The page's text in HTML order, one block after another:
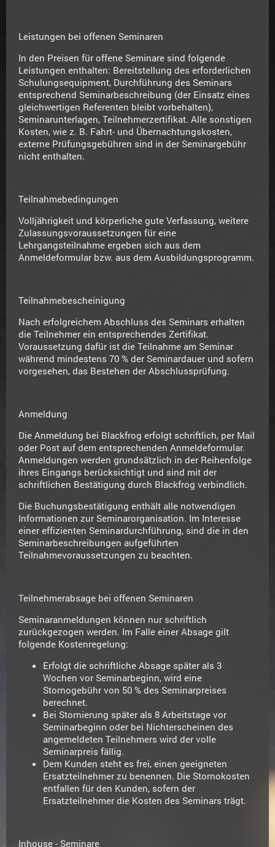
Leistungen bei offenen Seminaren
In den Preisen für offene Seminare sind folgende
Leistungen enthalten: Bereitstellung des erforderlichen
Schulungsequipment, Durchführung des Seminars
entsprechend Seminarbeschreibung (der Einsatz eines
gleichwertigen Referenten bleibt vorbehalten),
Seminarunterlagen, Teilnehmerzertifikat. Alle sonstigen
Kosten, wie z. B. Fahrt- und Übernachtungskosten,
externe Prüfungsgebühren sind in der Seminargebühr
nicht enthalten.
Teilnahmebedingungen
Volljährigkeit und körperliche gute Verfassung, weitere
Zulassungsvoraussetzungen für eine
Lehrgangsteilnahme ergeben sich aus dem
Anmeldeformular bzw. aus dem Ausbildungsprogramm.
Teilnahmebescheinigung
Nach erfolgreichem Abschluss des Seminars erhalten
die Teilnehmer ein entsprechendes Zertifikat.
Voraussetzung dafür ist die Teilnahme am Seminar
während mindestens 70 % der Seminardauer und sofern
vorgesehen, das Bestehen der Abschlussprüfung.
Anmeldung
Die Anmeldung bei Blackfrog erfolgt schriftlich, per Mail
oder Post auf dem entsprechenden Anmeldeformular.
Anmeldungen werden grundsätzlich in der Reihenfolge
ihres Eingangs berücksichtigt und sind mit der
schriftlichen Bestätigung durch Blackfrog verbindlich.
Die Buchungsbestätigung enthält alle notwendigen
Informationen zur Seminarorganisation. Im Interesse
einer effizienten Seminardurchführung, sind die in den
Seminarbeschreibungen aufgeführten
Teilnahmevoraussetzungen zu beachten.
Teilnehmerabsage bei offenen Seminaren
Seminaranmeldungen können nur schriftlich
zurückgezogen werden. Im Falle einer Absage gilt
folgende Kostenregelung:
Erfolgt die schriftliche Absage später als 3
Wochen vor Seminarbeginn, wird eine
Stornogebühr von 50 % des Seminarpreises
berechnet.
Bei Stornierung später als 8 Arbeitstage vor
Seminarbeginn oder bei Nichterscheinen des
angemeldeten Teilnehmers wird der volle
Seminarpreis fällig.
Dem Kunden steht es frei, einen geeigneten
Ersatzteilnehmer zu benennen. Die Stornokosten
entfallen für den Kunden, sofern der
Ersatzteilnehmer die Kosten des Seminars trägt.
Inhouse - Seminare